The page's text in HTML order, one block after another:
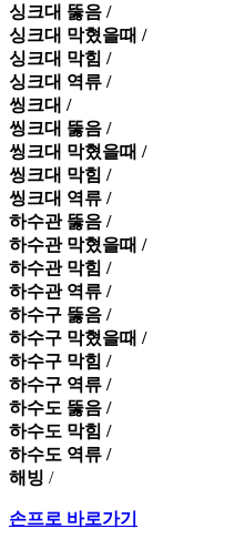
싱크대 뚫음 /
싱크대 막혔을때 /
싱크대 막힘 /
싱크대 역류 /
씽크대 /
씽크대 뚫음 /
씽크대 막혔을때 /
씽크대 막힘 /
씽크대 역류 /
하수관 뚫음 /
하수관 막혔을때 /
하수관 막힘 /
하수관 역류 /
하수구 뚫음 /
하수구 막혔을때 /
하수구 막힘 /
하수구 역류 /
하수도 뚫음 /
하수도 막힘 /
하수도 역류 /
해빙 /
손프로 바로가기